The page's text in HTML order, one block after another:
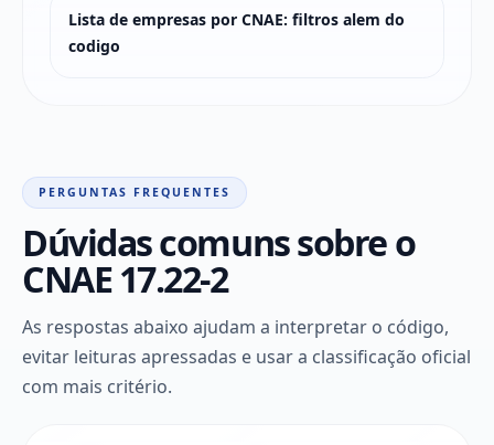
Lista de empresas por CNAE: filtros alem do
codigo
PERGUNTAS FREQUENTES
Dúvidas comuns sobre o
CNAE 17.22-2
As respostas abaixo ajudam a interpretar o código,
evitar leituras apressadas e usar a classificação oficial
com mais critério.